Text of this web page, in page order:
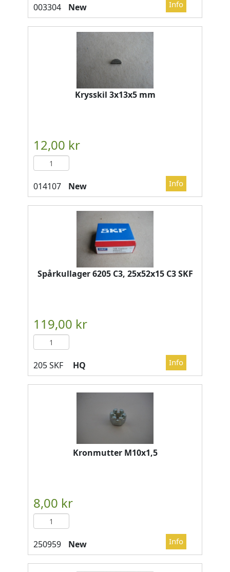
New
Krysskil 3x13x5 mm
New
Spårkullager 6205 C3, 25x52x15 C3 SKF
HQ
Kronmutter M10x1,5
New